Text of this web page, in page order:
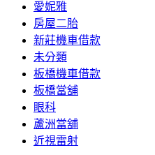
愛妮雅
房屋二胎
新莊機車借款
未分類
板橋機車借款
板橋當舖
眼科
蘆洲當舖
近視雷射